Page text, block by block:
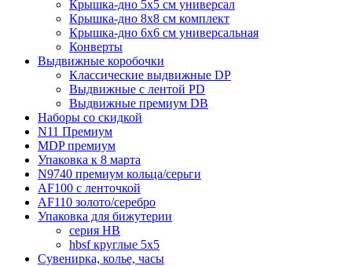
Крышка-дно 5x5 см универсал
Крышка-дно 8x8 см комплект
Крышка-дно 6x6 см универсальная
Конверты
Выдвижные коробочки
Классические выдвижные DP
Выдвижные с лентой PD
Выдвижные премиум DB
Наборы со скидкой
N11 Премиум
MDP премиум
Упаковка к 8 марта
N9740 премиум кольца/серьги
AF100 с ленточкой
AF110 золото/серебро
Упаковка для бижутерии
серия HB
hbsf круглые 5x5
Сувенирка, колье, часы